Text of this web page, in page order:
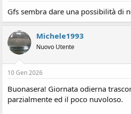
Gfs sembra dare una possibilità di
Michele1993
Nuovo Utente
10 Gen 2026
Buonasera! Giornata odierna
parzialmente ed il poco nuvoloso.